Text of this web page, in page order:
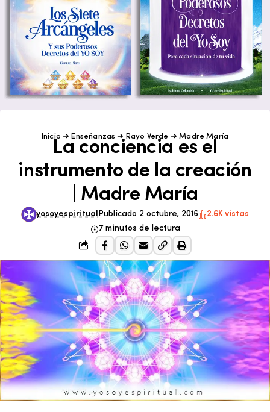
Inicio ➜ Enseñanzas ➜ Rayo Verde ➜Madre María
La conciencia es el
instrumento de la creación
| Madre María
yosoyespiritual Publicado 2 octubre, 2016
2.6K vistas
7 minutos de lectura